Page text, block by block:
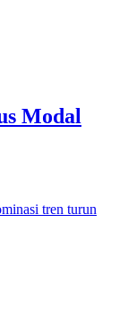
Modal
tren turun